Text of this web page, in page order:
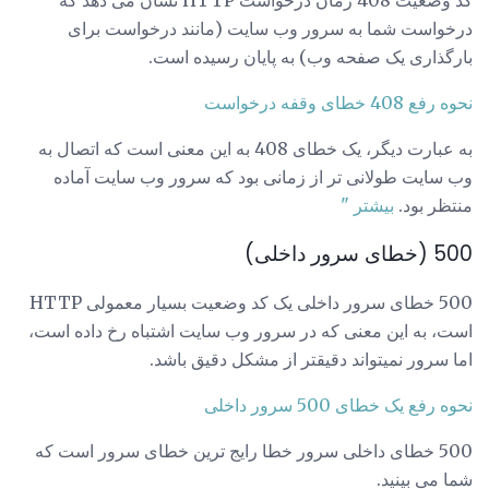
درخواست شما به سرور وب سایت (مانند درخواست برای
بارگذاری یک صفحه وب) به پایان رسیده است.
نحوه رفع 408 خطای وقفه درخواست
به عبارت دیگر، یک خطای 408 به این معنی است که اتصال به
وب سایت طولانی تر از زمانی بود که سرور وب سایت آماده
منتظر بود. بیشتر "
500 (خطای سرور داخلی)
500 خطای سرور داخلی یک کد وضعیت بسیار معمولی HTTP
است، به این معنی که در سرور وب سایت اشتباه رخ داده است،
اما سرور نمیتواند دقیقتر از مشکل دقیق باشد.
نحوه رفع یک خطای 500 سرور داخلی
500 خطای داخلی سرور خطا رایج ترین خطای سرور است که
شما می بینید.